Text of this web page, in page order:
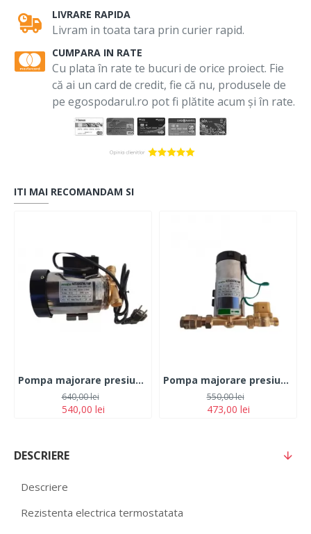
LIVRARE RAPIDA
Livram in toata tara prin curier rapid.
CUMPARA IN RATE
Cu plata în rate te bucuri de orice proiect. Fie
că ai un card de credit, fie că nu, produsele de
pe egospodarul.ro pot fi plătite acum și în rate.
ITI MAI RECOMANDAM SI
Pompa majorare presiune cu fluxostat 200W Ecotis
540,00 lei
640,00 lei
Pompa majorare presiune cu fluxostat 150W Ecotis
473,00 lei
550,00 lei
DESCRIERE
Descriere
Rezistenta electrica termostatata